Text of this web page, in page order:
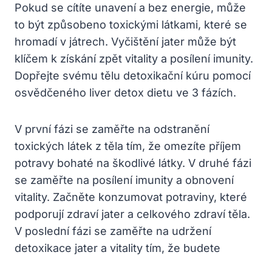
Pokud se cítíte unavení a bez energie, může
to být způsobeno toxickými látkami, které se
hromadí v játrech. Vyčištění jater může být
klíčem k získání zpět vitality a posílení imunity.
Dopřejte svému tělu detoxikační kúru pomocí
osvědčeného liver detox dietu ve 3 fázích.
V první fázi se zaměřte na odstranění
toxických látek z těla tím, že omezíte příjem
potravy bohaté na škodlivé látky. V druhé fázi
se zaměřte na posílení imunity a obnovení
vitality. Začněte konzumovat potraviny, které
podporují zdraví jater a celkového zdraví těla.
V poslední fázi se zaměřte na udržení
detoxikace jater a vitality tím, že budete